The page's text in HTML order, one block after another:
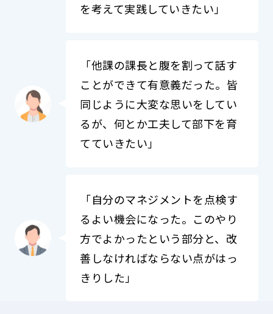
を考えて実践していきたい」
「他課の課長と腹を割って話す
ことができて有意義だった。皆
同じように大変な思いをしてい
るが、何とか工夫して部下を育
てていきたい」
「自分のマネジメントを点検す
るよい機会になった。このやり
方でよかったという部分と、改
善しなければならない点がはっ
きりした」